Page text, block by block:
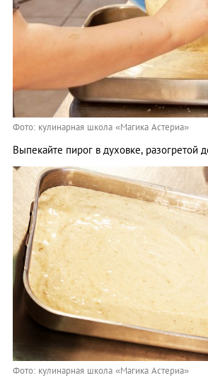
Фото: кулинарная школа «Магика Астериа»
Выпекайте пирог в духовке, разогретой
Фото: кулинарная школа «Магика Астериа»